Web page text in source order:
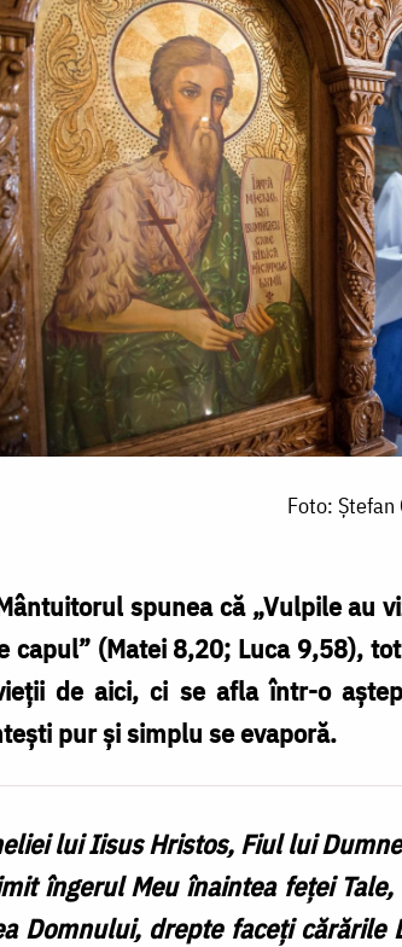
Foto: Ștefan
spunea că „Vulpile au
capul” (Matei 8,20; Luca 9,58),
de aici, ci se afla într-o
pur și simplu se evaporă.
lui Iisus Hristos, Fiul lui
îngerul Meu înaintea feţei
Domnului, drepte faceţi